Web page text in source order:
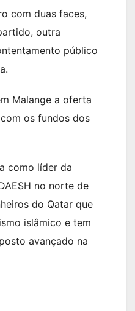
com duas faces,
outra
público
Malange a oferta
os fundos dos
como líder da
no norte de
do Qatar que
islâmico e tem
avançado na